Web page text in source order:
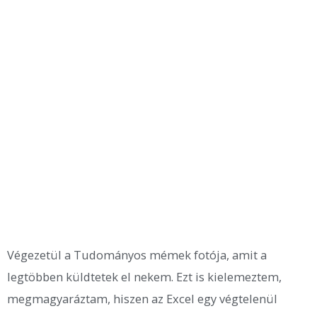
Végezetül a Tudományos mémek fotója, amit a
legtöbben küldtetek el nekem. Ezt is kielemeztem,
megmagyaráztam, hiszen az Excel egy végtelenül